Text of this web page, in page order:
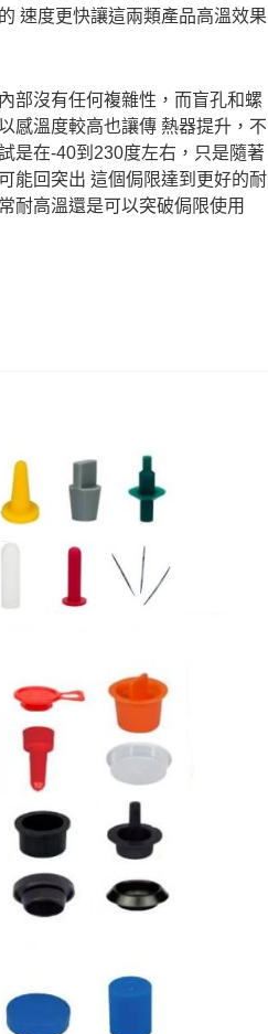
速度更快讓這兩類產品高溫效果
部沒有任何複雜性，而盲孔和螺
感溫度較高也讓傳 熱器提升，不
是在-40到230度左右，只是隨著
能回突出 這個侷限達到更好的耐
耐高溫還是可以突破侷限使用